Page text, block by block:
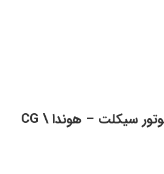
لنت ترمز رباتیک موتور سیکلت – هوندا CG \